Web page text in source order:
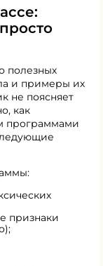
полезных
и примеры их
не поясняет
как
программами
признаки